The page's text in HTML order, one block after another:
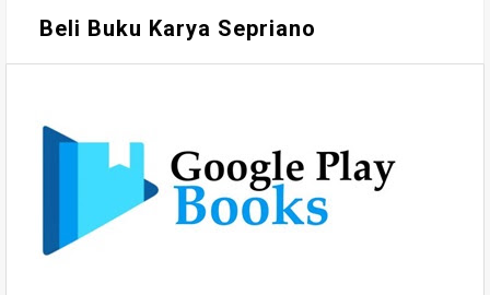
Beli Buku Karya Sepriano